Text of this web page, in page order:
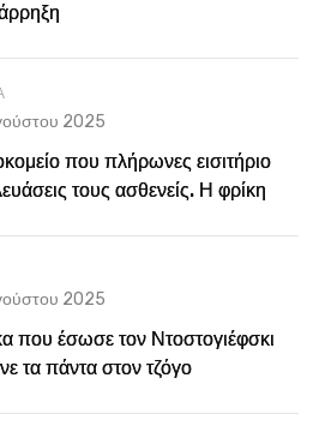
2025
που πλήρωνες εισιτήριο
τους ασθενείς. Η φρίκη
2025
που έσωσε τον Ντοστογιέφσκι
τα πάντα στον τζόγο